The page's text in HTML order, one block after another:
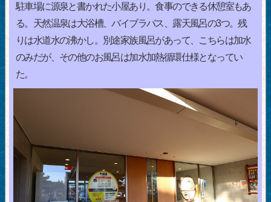
駐車場に源泉と書かれた小屋あり。食事のできる休憩室もあ
る。天然温泉は大浴槽、バイブラバス、露天風呂の3つ。残
りは水道水の沸かし。別途家族風呂があって、こちらは加水
のみだが、その他のお風呂は加水加熱循環仕様となってい
た。